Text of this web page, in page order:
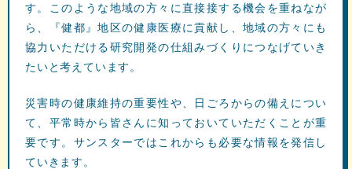
す。このような地域の方々に直接接する機会を重ねなが
ら、『健都』地区の健康医療に貢献し、地域の方々にも
協力いただける研究開発の仕組みづくりにつなげていき
たいと考えています。
災害時の健康維持の重要性や、日ごろからの備えについ
て、平常時から皆さんに知っておいていただくことが重
要です。サンスターではこれからも必要な情報を発信し
ていきます。